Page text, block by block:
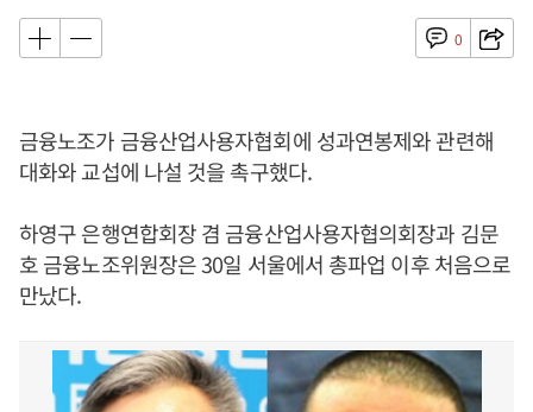
0
금융노조가 금융산업사용자협회에 성과연봉제와 관련해
대화와 교섭에 나설 것을 촉구했다.
하영구 은행연합회장 겸 금융산업사용자협의회장과 김문
호 금융노조위원장은 30일 서울에서 총파업 이후 처음으로
만났다.